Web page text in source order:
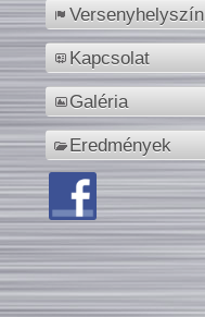
Versenyhelyszín
Kapcsolat
Galéria
Eredmények